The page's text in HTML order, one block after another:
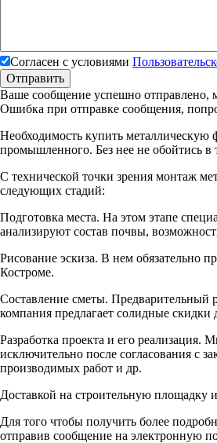
Согласен с условиями
Ваше сообщение успешно
Ошибка при отправке сообщения,
Необходимость купить металлическую
промышленного. Без нее не обойтись в
С технической точки зрения монтаж
следующих стадий:
Подготовка места. На этом этапе
анализируют состав почвы,
Рисование эскиза. В нем обязательно
Костроме.
Составление сметы. Предварительный
компания предлагает солидные скидки
Разработка проекта и его
исключительно после согласования с
производимых работ и др.
Доставкой на строительную площадку
Для того чтобы получить более
отправив сообщение на электронную